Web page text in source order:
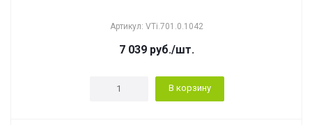
Артикул: VTi.701.0.1042
7 039 руб./шт.
В корзину